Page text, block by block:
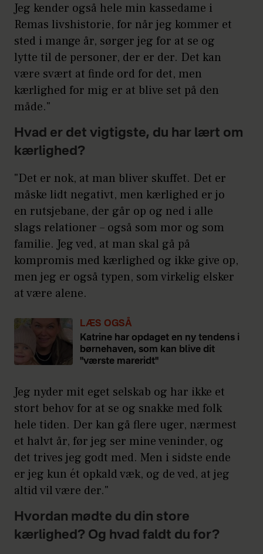
Jeg kender også hele min kassedame i
Remas livshistorie, for når jeg kommer et
sted i mange år, sørger jeg for at se og
lytte til de personer, der er der. Det kan
være svært at finde ord for det, men
kærlighed for mig er at blive set på den
måde."
Hvad er det vigtigste, du har lært om
kærlighed?
"Det er nok, at man bliver skuffet. Det er
måske lidt negativt, men kærlighed er jo
en rutsjebane, der går op og ned i alle
slags relationer – også som mor og som
familie. Jeg ved, at man skal gå på
kompromis med kærlighed og ikke give op,
men jeg er også typen, som virkelig elsker
at være alene.
LÆS OGSÅ
Katrine har opdaget en ny tendens i
børnehaven, som kan blive dit
"værste mareridt"
Jeg nyder mit eget selskab og har ikke et
stort behov for at se og snakke med folk
hele tiden. Der kan gå flere uger, nærmest
et halvt år, før jeg ser mine veninder, og
det trives jeg godt med. Men i sidste ende
er jeg kun ét opkald væk, og de ved, at jeg
altid vil være der."
Hvordan mødte du din store
kærlighed? Og hvad faldt du for?